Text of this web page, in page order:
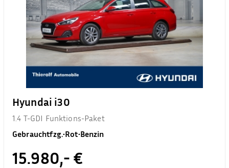
Hyundai i30
1.4 T-GDI Funktions-Paket
Gebrauchtfzg.•Rot•Benzin
15.980,- €